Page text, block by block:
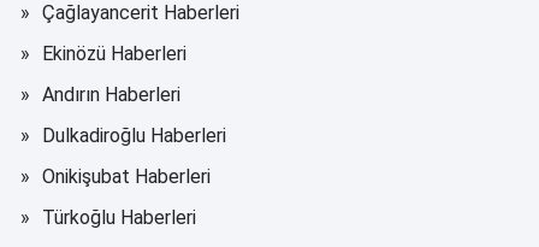
Çağlayancerit Haberleri
Ekinözü Haberleri
Andırın Haberleri
Dulkadiroğlu Haberleri
Onikişubat Haberleri
Türkoğlu Haberleri